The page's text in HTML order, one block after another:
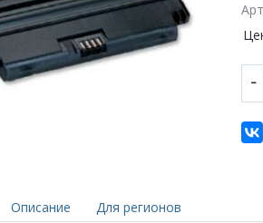
Описание Для регионов